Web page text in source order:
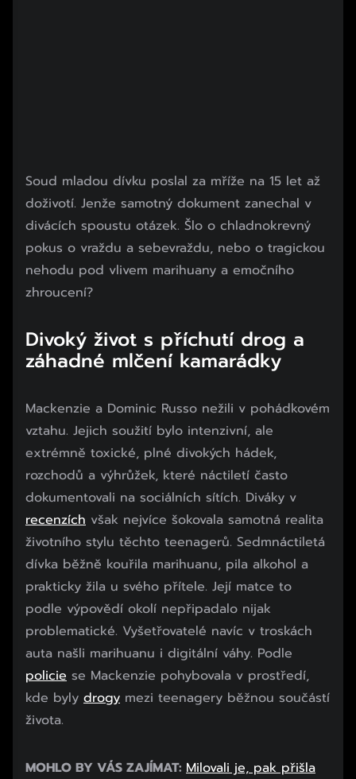
Soud mladou dívku poslal za mříže na 15 let až
doživotí. Jenže samotný dokument zanechal v
divácích spoustu otázek. Šlo o chladnokrevný
pokus o vraždu a sebevraždu, nebo o tragickou
nehodu pod vlivem marihuany a emočního
zhroucení?
Divoký život s příchutí drog a
záhadné mlčení kamarádky
Mackenzie a Dominic Russo nežili v pohádkovém
vztahu. Jejich soužití bylo intenzivní, ale
extrémně toxické, plné divokých hádek,
rozchodů a výhrůžek, které náctiletí často
dokumentovali na sociálních sítích. Diváky v
recenzích však nejvíce šokovala samotná realita
životního stylu těchto teenagerů. Sedmnáctiletá
dívka běžně kouřila marihuanu, pila alkohol a
prakticky žila u svého přítele. Její matce to
podle výpovědí okolí nepřipadalo nijak
problematické. Vyšetřovatelé navíc v troskách
auta našli marihuanu i digitální váhy. Podle
policie se Mackenzie pohybovala v prostředí,
kde byly drogy mezi teenagery běžnou součástí
života.
MOHLO BY VÁS ZAJÍMAT: Milovali je, pak přišla